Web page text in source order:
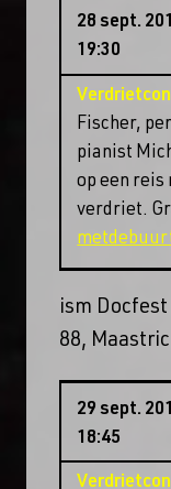
28 sept.
19:30
Fischer,
pianist
op een reis
verdriet.
ism
88,
29 sept.
18:45